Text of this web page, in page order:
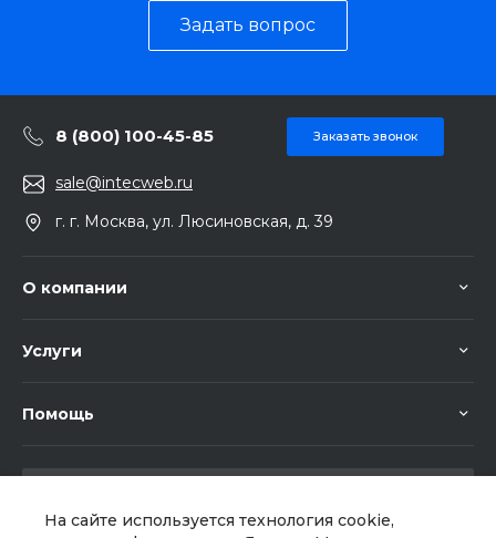
На сайте используется технология cookie,
Задать вопрос
8 (800) 100-45-85 Заказать звонок
sale@intecweb.ru
г. г. Москва, ул. Люсиновская, д. 39
О компании
Услуги
Помощь